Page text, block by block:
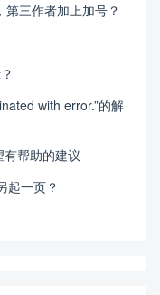
三作者加上加号？
with error.”的解
帮助的建议
起一页？